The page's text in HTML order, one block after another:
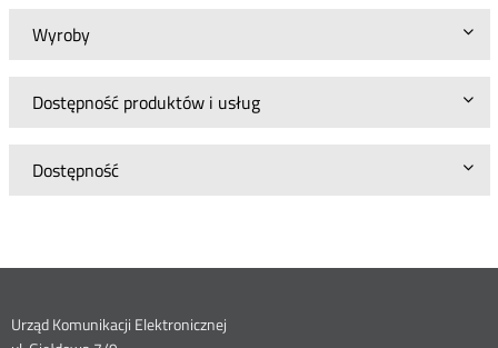
Wyroby
Dostępność produktów i usług
Dostępność
Dane
Urząd Komunikacji Elektronicznej